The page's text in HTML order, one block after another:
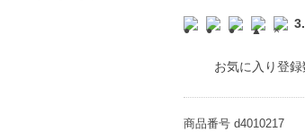
お気に入り登
商品番号 d4010217